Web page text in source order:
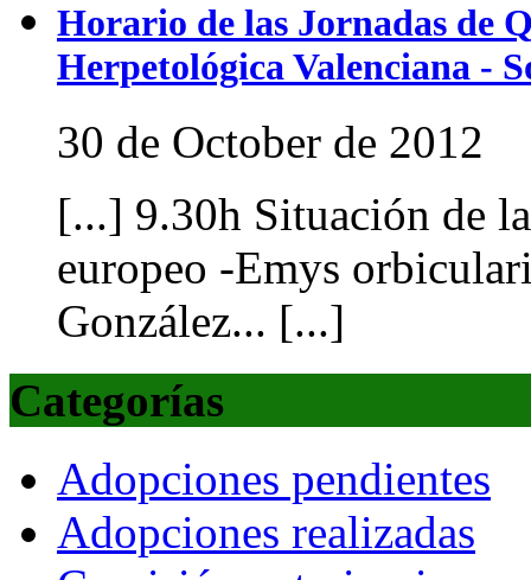
Horario de las Jornadas de
Herpetológica Valenciana -
30 de October de 2012
[...] 9.30h Situación de
europeo -Emys
González... [...]
Categorías
Adopciones pendientes
Adopciones realizadas